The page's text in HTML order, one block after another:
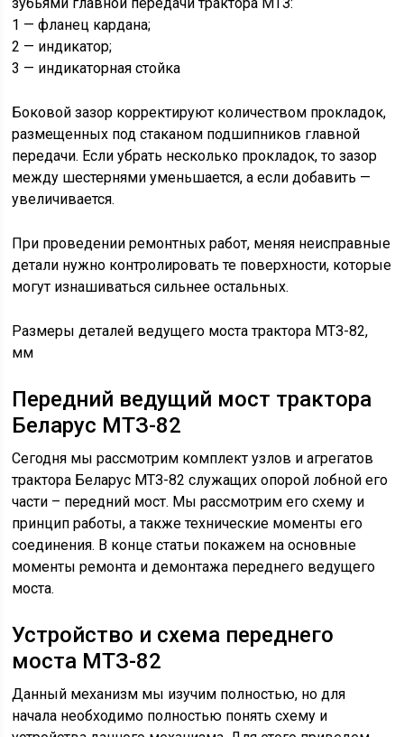
1 — фланец кардана;
2 — индикатор;
3 — индикаторная стойка
Боковой зазор корректируют количеством прокладок,
размещенных под стаканом подшипников главной
передачи. Если убрать несколько прокладок, то зазор
между шестернями уменьшается, а если добавить —
увеличивается.
При проведении ремонтных работ, меняя неисправные
детали нужно контролировать те поверхности, которые
могут изнашиваться сильнее остальных.
Размеры деталей ведущего моста трактора МТЗ-82,
мм
Передний ведущий мост трактора
Беларус МТЗ-82
Сегодня мы рассмотрим комплект узлов и агрегатов
трактора Беларус МТЗ-82 служащих опорой лобной его
части – передний мост. Мы рассмотрим его схему и
принцип работы, а также технические моменты его
соединения. В конце статьи покажем на основные
моменты ремонта и демонтажа переднего ведущего
моста.
Устройство и схема переднего
моста МТЗ-82
Данный механизм мы изучим полностью, но для
начала необходимо полностью понять схему и